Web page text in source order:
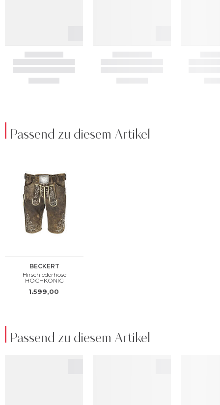
Passend zu diesem Artikel
Passend zu diesem Artikel